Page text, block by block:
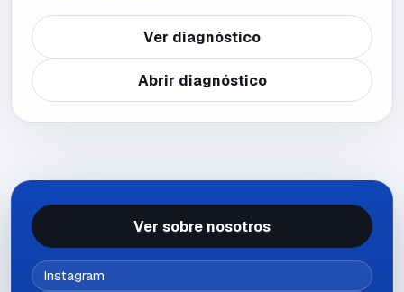
Ver diagnóstico
Abrir diagnóstico
Ver sobre nosotros
Instagram